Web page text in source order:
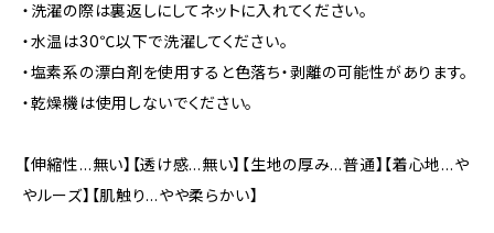
・洗濯の際は裏返しにしてネットに入れてください。
・水温は30℃以下で洗濯してください。
・塩素系の漂白剤を使用すると色落ち・剥離の可能性があります。
・乾燥機は使用しないでください。
【伸縮性…無い】【透け感…無い】【生地の厚み…普通】【着心地…や
やルーズ】【肌触り…やや柔らかい】